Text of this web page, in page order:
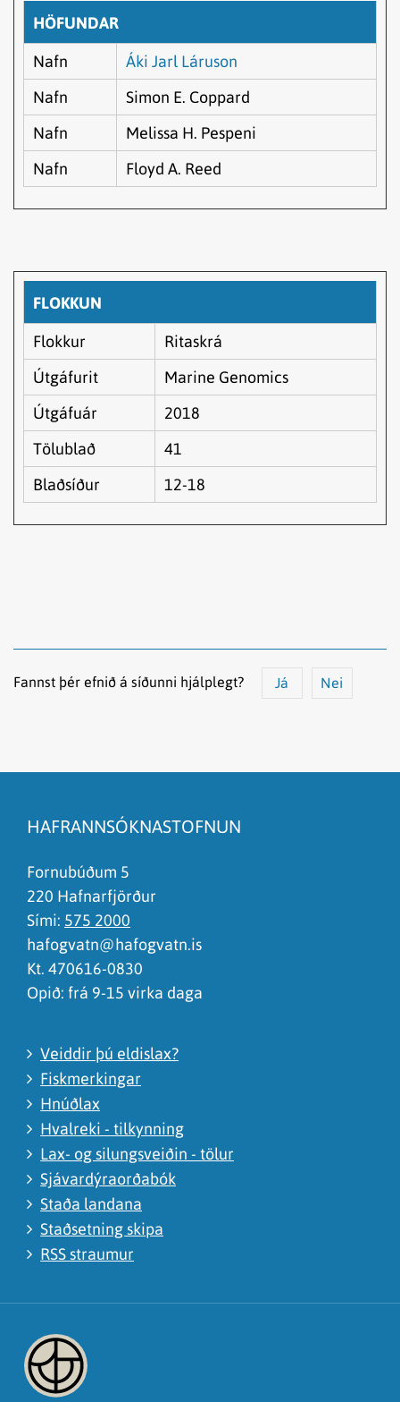
HÖFUNDAR
Nafn
Áki Jarl Láruson
Nafn
Simon E. Coppard
Nafn
Melissa H. Pespeni
Nafn
Floyd A. Reed
FLOKKUN
Flokkur
Ritaskrá
Útgáfurit
Marine Genomics
Útgáfuár
2018
Tölublað
41
Blaðsíður
12-18
Fannst þér efnið á síðunni hjálplegt? Já Nei
Það er of mikið efni á síðunni
Ég skil ekki efnið, finnst það of flókið
HAFRANNSÓKNASTOFNUN
Fornubúðum 5
220 Hafnarfjörður
Sími: 575 2000
hafogvatn@hafogvatn.is
Kt. 470616-0830
Opið: frá 9-15 virka daga
Veiddir þú eldislax?
Fiskmerkingar
Hnúðlax
Hvalreki - tilkynning
Lax- og silungsveiðin - tölur
Sjávardýraorðabók
Staða landana
Staðsetning skipa
RSS straumur